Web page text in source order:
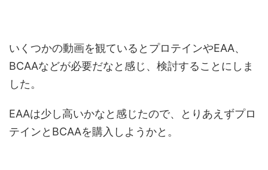
いくつかの動画を観ているとプロテインやEAA、
BCAAなどが必要だなと感じ、検討することにしま
した。
EAAは少し高いかなと感じたので、とりあえずプロ
テインとBCAAを購入しようかと。